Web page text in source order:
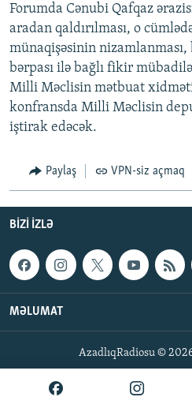
VIDEO
FOTOQALEREYA
İNFOQRAFIKA
KARIKATURA
RADIO ARXIV
OXU ZALI
AZƏRBAYCAN ƏDƏBIYYATI
İSLAM VƏ DEMOKRATIYA
İZ - MƏDƏNIYYƏT PROQRAMI
HAQQIMIZDA
MISSIYAMIZ
PEŞƏ ETIKASI VƏ JURNALISTIKA
MATERIALLARIMIZDAN ISTIFADƏ
BIZI IZLƏ
Forumda Cənubi Qafqaz
aradan qaldırılması, o
münaqişəsinin
bərpası ilə bağlı fikir
Milli Məclisin mətbuat
konfransda Milli Məclisin
iştirak edəcək.
Paylaş VPN-siz açmaq
BIZI IZLƏ
MƏLUMAT
AzadlıqRadiosu ©